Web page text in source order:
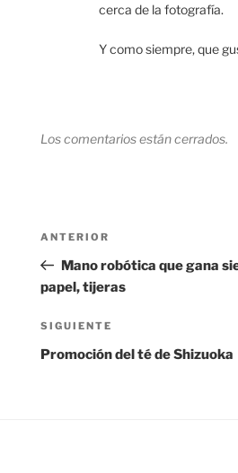
cerca de la fotografía.
Y como siempre, que
Los comentarios están cerrados.
entradas
Entrada
anterior:
ANTERIOR
Mano robótica que gana
papel, tijeras
Siguiente
entrada
SIGUIENTE
Promoción del té de Shizuoka